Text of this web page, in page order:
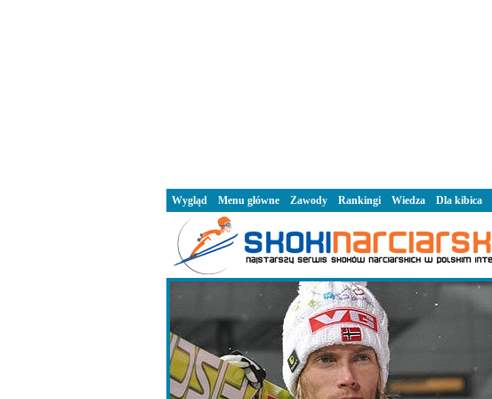
Wygląd Menu główne Zawody Rankingi Wiedza Dla kibica